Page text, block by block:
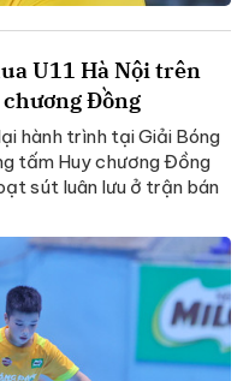
U11 Hà Nội trên
Đồng
hành trình tại Giải Bóng
tấm Huy chương Đồng
sút luân lưu ở trận bán